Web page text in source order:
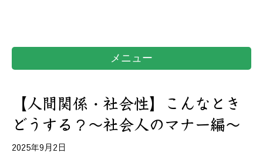
メニュー
【人間関係・社会性】こんなとき
どうする？～社会人のマナー編～
2025年9月2日